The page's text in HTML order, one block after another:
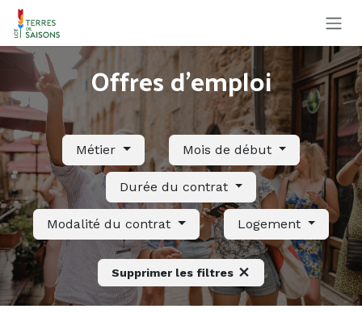
Se rendre au contenu
Offres d'emploi
Métier Mois de début
Durée du contrat
Modalité du contrat Logement
Supprimer les filtres